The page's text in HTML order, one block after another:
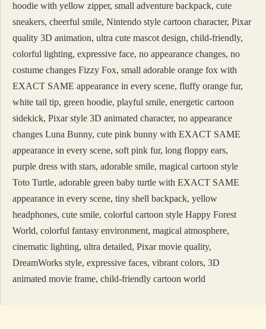
hoodie with yellow zipper, small adventure backpack, cute
sneakers, cheerful smile, Nintendo style cartoon character, Pixar
quality 3D animation, ultra cute mascot design, child-friendly,
colorful lighting, expressive face, no appearance changes, no
costume changes Fizzy Fox, small adorable orange fox with
EXACT SAME appearance in every scene, fluffy orange fur,
white tail tip, green hoodie, playful smile, energetic cartoon
sidekick, Pixar style 3D animated character, no appearance
changes Luna Bunny, cute pink bunny with EXACT SAME
appearance in every scene, soft pink fur, long floppy ears,
purple dress with stars, adorable smile, magical cartoon style
Toto Turtle, adorable green baby turtle with EXACT SAME
appearance in every scene, tiny shell backpack, yellow
headphones, cute smile, colorful cartoon style Happy Forest
World, colorful fantasy environment, magical atmosphere,
cinematic lighting, ultra detailed, Pixar movie quality,
DreamWorks style, expressive faces, vibrant colors, 3D
animated movie frame, child-friendly cartoon world